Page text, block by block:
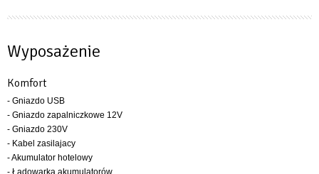
Wyposażenie
Komfort
- Gniazdo USB
- Gniazdo zapalniczkowe 12V
- Gniazdo 230V
- Kabel zasilajacy
- Akumulator hotelowy
- Ładowarka akumulatorów